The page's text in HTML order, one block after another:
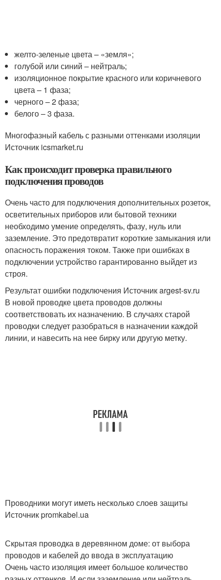
желто-зеленые цвета – «земля»;
голубой или синий – нейтраль;
изоляционное покрытие красного или коричневого
цвета – 1 фаза;
черного – 2 фаза;
белого – 3 фаза.
Многофазный кабель с разными оттенками изоляции
Источник icsmarket.ru
Как происходит проверка правильного
подключения проводов
Очень часто для подключения дополнительных розеток,
осветительных приборов или бытовой техники
необходимо умение определять, фазу, нуль или
заземление. Это предотвратит короткие замыкания или
опасность поражения током. Также при ошибках в
подключении устройство гарантированно выйдет из
строя.
Результат ошибки подключения Источник argest-sv.ru
В новой проводке цвета проводов должны
соответствовать их назначению. В случаях старой
проводки следует разобраться в назначении каждой
линии, и навесить на нее бирку или другую метку.
Проводники могут иметь несколько слоев защиты
Источник promkabel.ua
Скрытая проводка в деревянном доме: от выбора
проводов и кабелей до ввода в эксплуатацию
Очень часто изоляция имеет большое количество